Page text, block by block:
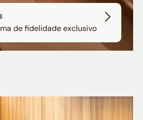
de fidelidade exclusivo